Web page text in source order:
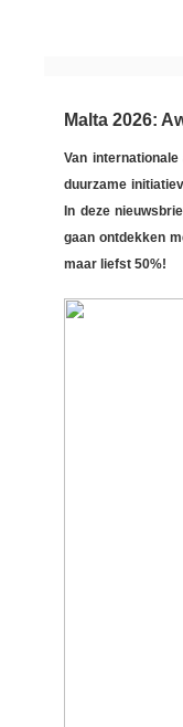
Malta 2026:
Van
duurzame
In deze
gaan ontdekken
maar liefst 50%!